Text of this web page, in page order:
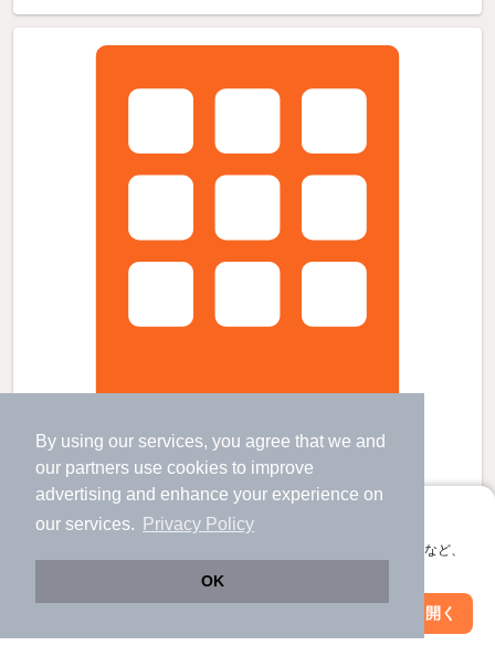
By using our services, you agree that we and
our partners use cookies to improve
advertising and enhance your experience on
our services.
Privacy Policy
OK
アプリに切り替えて、サクサクお部屋探し
会員登録なしですぐ使える。マップ検索やお気に入り保存など、
アプリを開く
プルミエール鹿王院の賃貸物件
車折神社駅 歩
鹿王院駅 歩1分 （嵐電本線）
絞り込み条件を変更